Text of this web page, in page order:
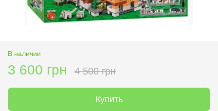
В наличии
3 600 грн 4 500 грн
Купить